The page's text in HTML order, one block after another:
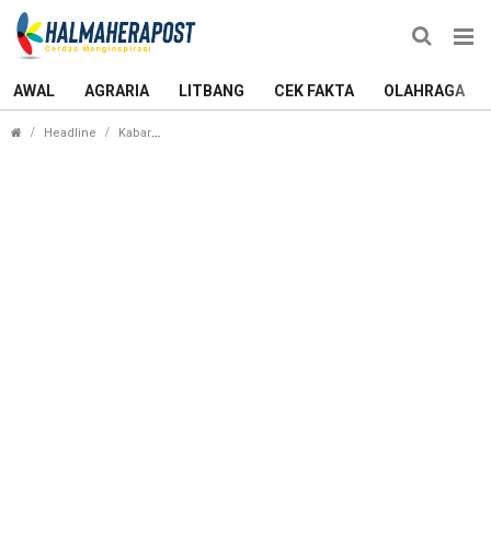
AWAL AGRARIA LITBANG CEK FAKTA OLAHRAGA
Headline Kabar